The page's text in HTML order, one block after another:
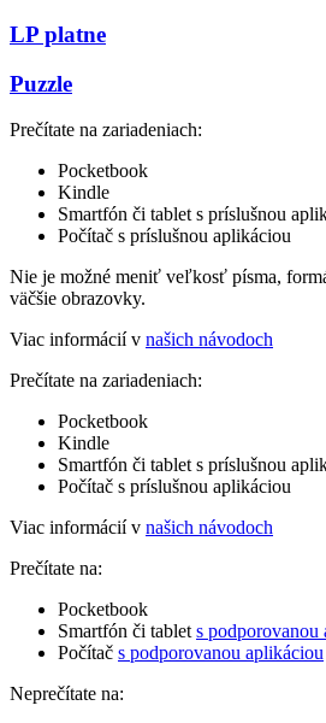
LP platne
Puzzle
Prečítate na zariadeniach:
Pocketbook
Kindle
Smartfón či tablet s príslušnou
Počítač s príslušnou aplikáciou
Nie je možné meniť veľkosť písma,
väčšie obrazovky.
Viac informácií v našich návodoch
Prečítate na zariadeniach:
Pocketbook
Kindle
Smartfón či tablet s príslušnou
Počítač s príslušnou aplikáciou
Viac informácií v našich návodoch
Prečítate na:
Pocketbook
Smartfón či tablet s podporovanou
Počítač s podporovanou aplikáciou
Neprečítate na: